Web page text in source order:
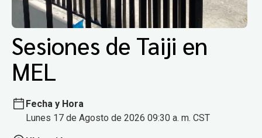
Sesiones de Taiji en
MEL
Fecha y Hora
Lunes 17 de Agosto de 2026 09:30 a. m. CST